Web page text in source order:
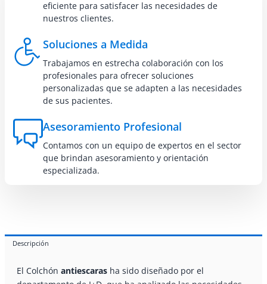
eficiente para satisfacer las necesidades de
nuestros clientes.
Soluciones a Medida
Trabajamos en estrecha colaboración con los
profesionales para ofrecer soluciones
personalizadas que se adapten a las necesidades
de sus pacientes.
Asesoramiento Profesional
Contamos con un equipo de expertos en el sector
que brindan asesoramiento y orientación
especializada.
Descripción
El Colchón antiescarasha sido diseñado por el